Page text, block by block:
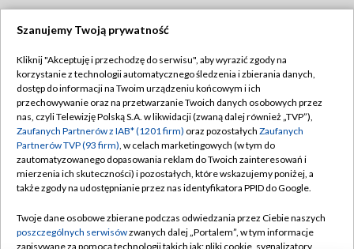
TVP
Abonament TVP
Emisja w TVP
Centrum informacji TVP
Naziemna Telewizja Cyfrowa
Rada Programowa
Regulamin TVP
Polityka prywatności
Moje zgody
Pomoc
Kontakt
Szanujemy Twoją prywatność
Kliknij "Akceptuję i przechodzę do serwisu", aby wyrazić zgody na
korzystanie z technologii automatycznego śledzenia i zbierania danych,
dostęp do informacji na Twoim urządzeniu końcowym i ich
przechowywanie oraz na przetwarzanie Twoich danych osobowych przez
nas, czyli Telewizję Polską S.A. w likwidacji (zwaną dalej również „TVP”),
Zaufanych Partnerów z IAB* (1201 firm) oraz pozostałych Zaufanych
Partnerów TVP (93 firm), w celach marketingowych (w tym do
zautomatyzowanego dopasowania reklam do Twoich zainteresowań i
mierzenia ich skuteczności) i pozostałych, które wskazujemy poniżej, a
także zgody na udostępnianie przez nas identyfikatora PPID do Google.
Twoje dane osobowe zbierane podczas odwiedzania przez Ciebie naszych
poszczególnych serwisówzwanych dalej „Portalem”, w tym informacje
zapisywane za pomocą technologii takich jak: pliki cookie, sygnalizatory